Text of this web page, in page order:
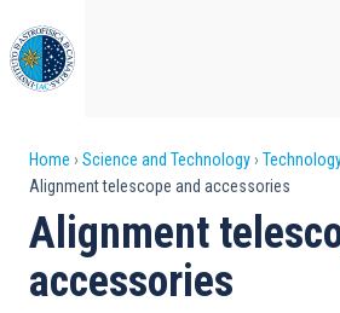
to
main
content
Breadcrumb
Home Science and Technology
Alignment telescope and accessories
Alignment
accessories